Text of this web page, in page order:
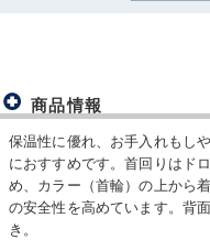
商品情報
保温性に優れ、お手入れもし
におすすめです。首回りはド
め、カラー（首輪）の上から
の安全性を高めています。背
き。